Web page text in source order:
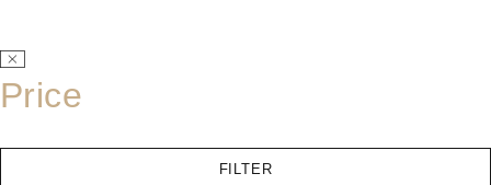
Price
FILTER